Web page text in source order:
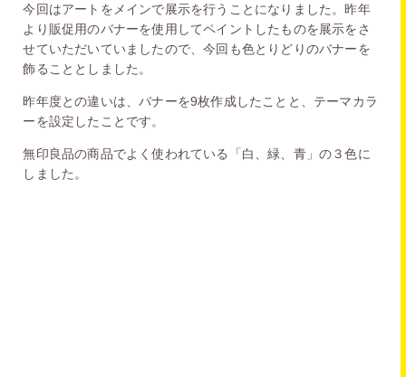
今回はアートをメインで展示を行うことになりました。昨年
より販促用のバナーを使用してペイントしたものを展示をさ
せていただいていましたので、今回も色とりどりのバナーを
飾ることとしました。
昨年度との違いは、バナーを9枚作成したことと、テーマカラ
ーを設定したことです。
無印良品の商品でよく使われている「白、緑、青」の３色に
しました。